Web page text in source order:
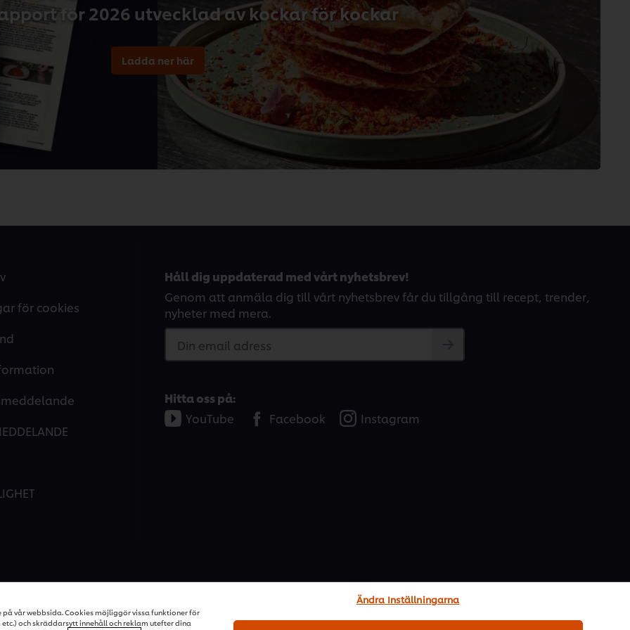
från
2
betyg.
för 2026 utvecklad av kockar för kockar
Ladda ner här
för cookies
Håll dig uppdaterad med vårt nyhetsbrev!
Genom att anmäla dig till vårt nyhetsbrev får du tillgång till recept, trender,
nyheter med mera.
Din email adress
Hitta oss på:
YouTube
Facebook Instagram
vår webbsida. Cookies möjliggör vissa funktioner för
och skräddarsytt innehåll och reklam utefter dina
Ändra Inställningarna